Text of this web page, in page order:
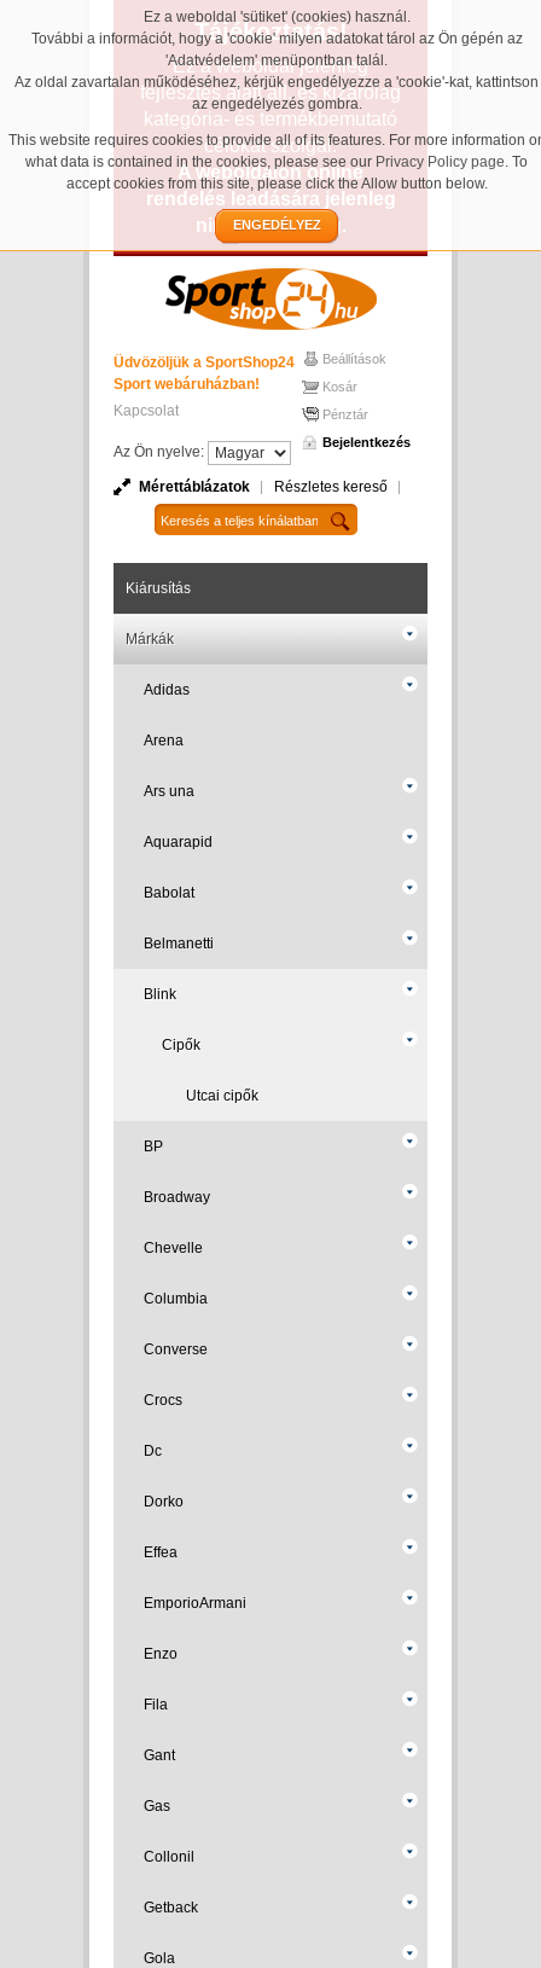
Ez a weboldal 'sütiket' (cookies) használ.
További a információt, hogy a 'cookie' milyen adatokat tárol az Ön gépén az
'Adatvédelem' menüpontban talál.
Az oldal zavartalan működéséhez, kérjük engedélyezze a 'cookie'-kat, kattintson
az engedélyezés gombra.
This website requires cookies to provide all of its features. For more information
what data is contained in the cookies, please see our Privacy Policy page. To
accept cookies from this site, please click the Allow button below.
ENGEDÉLYEZ
Tájékoztatás!
Ez a weboldal jelenleg
fejlesztés alatt áll, és kizárólag
kategória- és termékbemutató
célokat szolgál.
A weboldalon online
rendelés leadására jelenleg
nincs lehetőség.
Üdvözöljük a SportShop24
Sport webáruházban!
Kapcsolat
Az Ön nyelve:
Beállítások
Kosár
Pénztár
Bejelentkezés
Mérettáblázatok Részletes kereső
Kiárusítás
Márkák
Adidas
Arena
Ars una
Aquarapid
Babolat
Belmanetti
Blink
Cipők
Utcai cipők
BP
Broadway
Chevelle
Columbia
Converse
Crocs
Dc
Dorko
Effea
EmporioArmani
Enzo
Fila
Gant
Gas
Collonil
Getback
Gola